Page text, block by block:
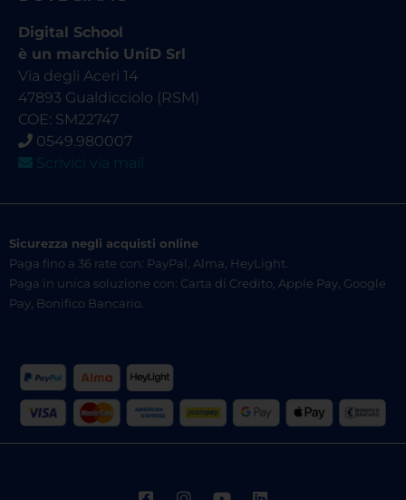
Digital School
è un marchio UniD Srl
Via degli Aceri 14
47893 Gualdicciolo (RSM)
COE: SM22747
0549.980007
Scrivici via mail
Sicurezza negli acquisti online
Paga fino a 36 rate con: PayPal, Alma, HeyLight.
Paga in unica soluzione con: Carta di Credito, Apple Pay, Google
Pay, Bonifico Bancario.